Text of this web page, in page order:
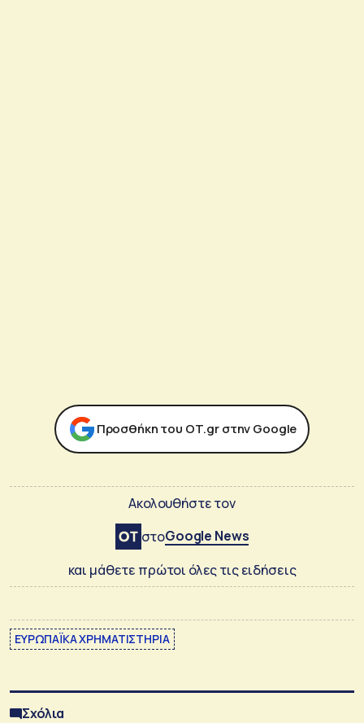
Προσθήκη του ΟΤ.gr στην Google
Ακολουθήστε τον
στοGoogle News
και μάθετε πρώτοι όλες τις ειδήσεις
ΕΥΡΩΠΑΪΚΑ ΧΡΗΜΑΤΙΣΤΗΡΙΑ
Σχόλια